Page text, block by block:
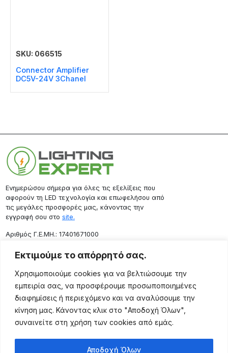
Εκτιμούμε το απόρρητό σας.
Χρησιμοποιούμε cookies για να βελτιώσουμε την
εμπειρία σας, να προσφέρουμε προσωποποιημένες
διαφημίσεις ή περιεχόμενο και να αναλύσουμε την
κίνηση μας. Κάνοντας κλικ στο "Αποδοχή Όλων",
συναινείτε στη χρήση των cookies από εμάς.
Αποδοχή Όλων
SKU: 066515
Connector Amplifier
DC5V-24V 3Chanel
Ενημερώσου σήμερα για όλες τις εξελίξεις που
αφορούν τη LED τεχνολογία και επωφελήσου από
τις μεγάλες προσφορές μας, κάνοντας την
εγγραφή σου στο site.
Aριθμός Γ.Ε.ΜΗ.: 17401671000
Επικοινωνία
Ρόδου 133, Αθήνα 10443
(+30) 211 725 5427
sales@lightingexpert.gr
Χρήσιμες Σελίδες